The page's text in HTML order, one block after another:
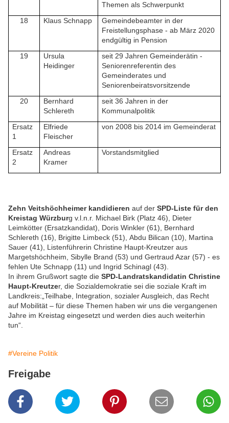
Themen als Schwerpunkt
18
Klaus Schnapp
Gemeindebeamter in der
Freistellungsphase - ab März 2020
endgültig in Pension
19
Ursula
Heidinger
seit 29 Jahren Gemeinderätin -
Seniorenreferentin des
Gemeinderates und
Seniorenbeiratsvorsitzende
20
Bernhard
Schlereth
seit 36 Jahren in der
Kommunalpolitik
Ersatz
1
Elfriede
Fleischer
von 2008 bis 2014 im Gemeinderat
Ersatz
2
Andreas
Kramer
Vorstandsmitglied
Zehn Veitshöchheimer kandidieren auf der SPD-Liste für den
Kreistag Würzburg v.l.n.r. Michael Birk (Platz 46), Dieter
Leimkötter (Ersatzkandidat), Doris Winkler (61), Bernhard
Schlereth (16), Brigitte Limbeck (51), Abdu Bilican (10), Martina
Sauer (41), Listenführerin Christine Haupt-Kreutzer aus
Margetshöchheim, Sibylle Brand (53) und Gertraud Azar (57) - es
fehlen Ute Schnapp (11) und Ingrid Schinagl (43).
In ihrem Grußwort sagte die SPD-Landratskandidatin Christine
Haupt-Kreutzer, die Sozialdemokratie sei die soziale Kraft im
Landkreis:„Teilhabe, Integration, sozialer Ausgleich, das Recht
auf Mobilität – für diese Themen haben wir uns die vergangenen
Jahre im Kreistag eingesetzt und werden dies auch weiterhin
tun“.
#Vereine Politik
Freigabe